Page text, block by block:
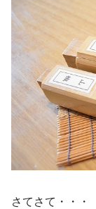
さてさて・・・